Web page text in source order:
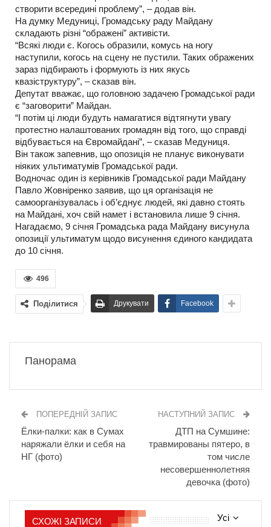
створити всередині проблему”, – додав він.
На думку Медуниці, Громадську раду Майдану
складають різні “ображені” активісти.
“Всякі люди є. Когось образили, комусь на ногу
наступили, когось на сцену не пустили. Таких ображених
зараз підбирають і формують із них якусь
квазіструктуру”, – сказав він.
Депутат вважає, що головною задачею Громадської ради
є “заговорити” Майдан.
“І потім ці люди будуть намагатися відтягнути увагу
протестно налаштованих громадян від того, що справді
відбувається на Євромайдані”, – сказав Медуниця.
Він також запевнив, що опозиція не планує виконувати
ніяких ультиматумів Громадської ради.
Водночас один із керівників Громадської ради Майдану
Павло Жовніренко заявив, що ця організація не
самоорганізувалась і об’єднує людей, які давно стоять
на Майдані, хоч свій намет і встановила лише 9 січня.
Нагадаємо, 9 січня Громадська рада Майдану висунула
опозиції ультиматум щодо висунення єдиного кандидата
до 10 січня.
496
Поділитися Друкувати Facebook
Панорама
ПОПЕРЕДНІЙ ЗАПИС
Ёлки-палки: как в Сумах
наряжали ёлки и себя на
НГ (фото)
НАСТУПНИЙ ЗАПИС
ДТП на Сумшине:
травмированы пятеро, в
том числе
несовершеннолетняя
девочка (фото)
Усі
СХОЖІ ЗАПИСИ